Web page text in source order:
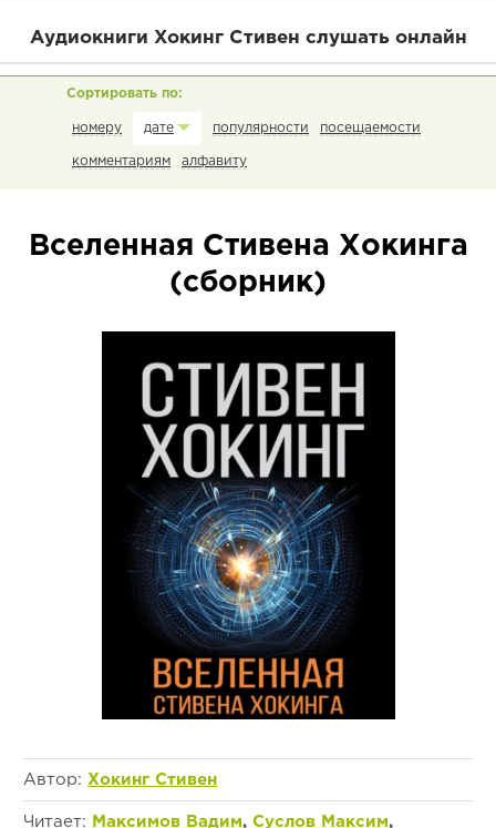
Аудиокниги Хокинг Стивен слушать онлайн
номеру дате популярности посещаемости
комментариям алфавиту
Вселенная Стивена Хокинга
(сборник)
Автор: Хокинг Стивен
Читает: Максимов Вадим, Суслов Максим,